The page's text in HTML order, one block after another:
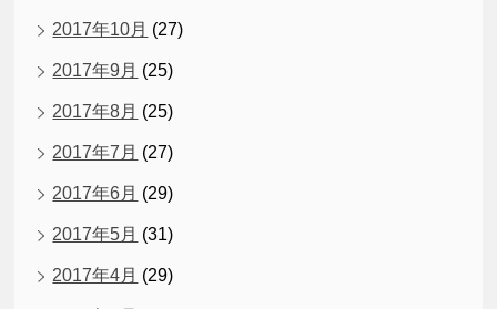
2017年10月 (27)
2017年9月 (25)
2017年8月 (25)
2017年7月 (27)
2017年6月 (29)
2017年5月 (31)
2017年4月 (29)